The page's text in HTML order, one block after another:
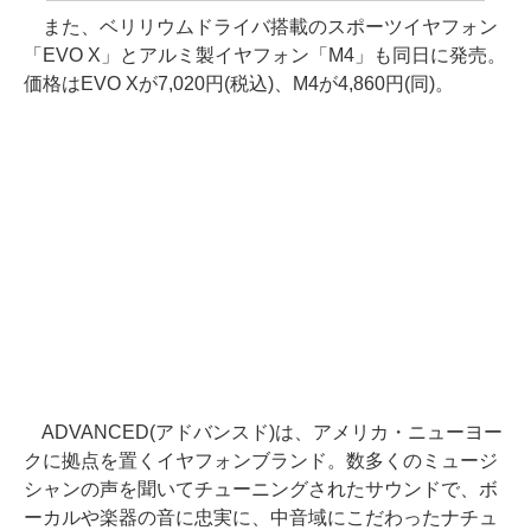
また、ベリリウムドライバ搭載のスポーツイヤフォン
「EVO X」とアルミ製イヤフォン「M4」も同日に発売。
価格はEVO Xが7,020円(税込)、M4が4,860円(同)。
ADVANCED(アドバンスド)は、アメリカ・ニューヨー
クに拠点を置くイヤフォンブランド。数多くのミュージ
シャンの声を聞いてチューニングされたサウンドで、ボ
ーカルや楽器の音に忠実に、中音域にこだわったナチュ